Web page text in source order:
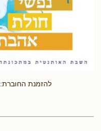
להזמנת החוברת: